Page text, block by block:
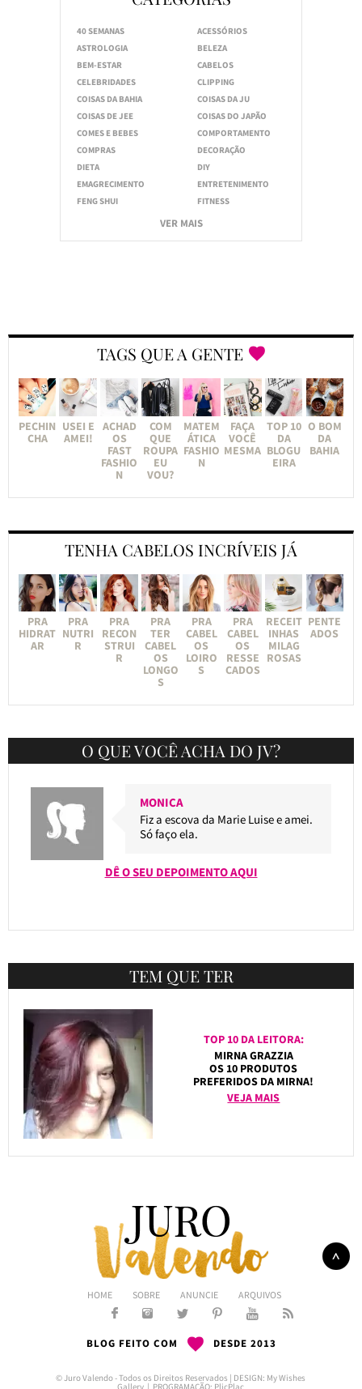
40 SEMANAS
ACESSÓRIOS
ASTROLOGIA
BELEZA
BEM-ESTAR
CABELOS
CELEBRIDADES
CLIPPING
COISAS DA BAHIA
COISAS DA JU
COISAS DE JEE
COISAS DO JAPÃO
COMES E BEBES
COMPORTAMENTO
COMPRAS
DECORAÇÃO
DIETA
DIY
EMAGRECIMENTO
ENTRETENIMENTO
FENG SHUI
FITNESS
VER MAIS
TAGS QUE A GENTE
PECHIN
CHA
USEI E
AMEI!
ACHAD
OS
FAST
FASHIO
N
COM
QUE
ROUPA
EU
VOU?
MATEM
ÁTICA
FASHIO
N
FAÇA
VOCÊ
MESMA
TOP 10
DA
BLOGU
EIRA
O BOM
DA
BAHIA
TENHA CABELOS INCRÍVEIS JÁ
PRA
HIDRAT
AR
PRA
NUTRI
R
PRA
RECON
STRUI
R
PRA
TER
CABEL
OS
LONGO
S
PRA
CABEL
OS
LOIRO
S
PRA
CABEL
OS
RESSE
CADOS
RECEIT
INHAS
MILAG
ROSAS
PENTE
ADOS
O QUE VOCÊ ACHA DO JV?
MONICA
Fiz a escova da Marie Luise e amei.
Só faço ela.
DÊ O SEU DEPOIMENTO AQUI
TEM QUE TER
TOP 10 DA LEITORA:
MIRNA GRAZZIA
OS 10 PRODUTOS
PREFERIDOS DA MIRNA!
VEJA MAIS
HOME SOBRE ANUNCIE ARQUIVOS
BLOG FEITO COM DESDE 2013
© Juro Valendo - Todos os Direitos Reservados | DESIGN: My Wishes